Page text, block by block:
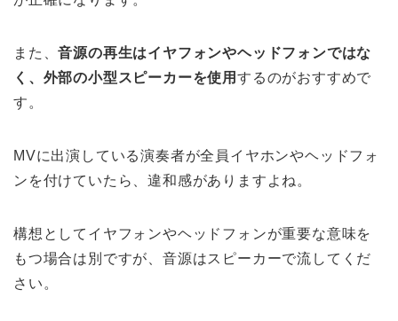
また、音源の再生はイヤフォンやヘッドフォンではな
く、外部の小型スピーカーを使用 するのがおすすめで
す。
MVに出演している演奏者が全員イヤホンやヘッドフォ
ンを付けていたら、違和感がありますよね。
構想としてイヤフォンやヘッドフォンが重要な意味を
もつ場合は別ですが、音源はスピーカーで流してくだ
さい。